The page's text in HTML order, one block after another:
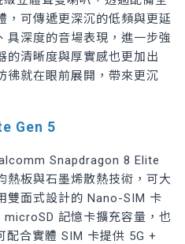
，可傳遞更深沉的低頻與更延
具深度的音場表現，進一步強
的清晰度與厚實感也更加出
彿就在眼前展開，帶來更沉
Gen 5
Snapdragon 8 Elite
熱板與石墨烯散熱技術，可大
雙面式設計的 Nano-SIM 卡
記憶卡擴充容量，也
配合實體 SIM 卡提供 5G +